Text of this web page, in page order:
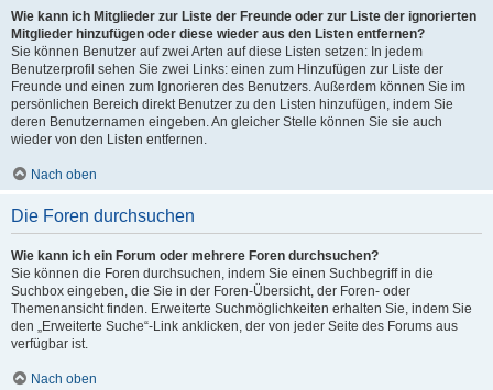
Wie kann ich Mitglieder zur Liste der Freunde oder zur Liste der ignorierten
Mitglieder hinzufügen oder diese wieder aus den Listen entfernen?
Sie können Benutzer auf zwei Arten auf diese Listen setzen: In jedem
Benutzerprofil sehen Sie zwei Links: einen zum Hinzufügen zur Liste der
Freunde und einen zum Ignorieren des Benutzers. Außerdem können Sie im
persönlichen Bereich direkt Benutzer zu den Listen hinzufügen, indem Sie
deren Benutzernamen eingeben. An gleicher Stelle können Sie sie auch
wieder von den Listen entfernen.
Nach oben
Die Foren durchsuchen
Wie kann ich ein Forum oder mehrere Foren durchsuchen?
Sie können die Foren durchsuchen, indem Sie einen Suchbegriff in die
Suchbox eingeben, die Sie in der Foren-Übersicht, der Foren- oder
Themenansicht finden. Erweiterte Suchmöglichkeiten erhalten Sie, indem Sie
den „Erweiterte Suche“-Link anklicken, der von jeder Seite des Forums aus
verfügbar ist.
Nach oben